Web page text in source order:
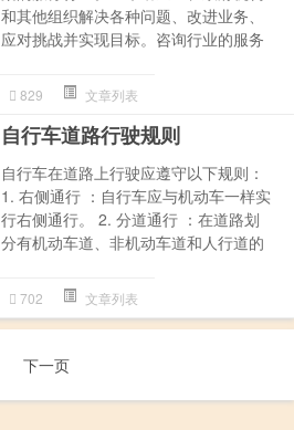
和其他组织解决各种问题、改进业务、
应对挑战并实现目标。咨询行业的服务
829 文章列表
自行车道路行驶规则
自行车在道路上行驶应遵守以下规则：
1. 右侧通行 ：自行车应与机动车一样实
行右侧通行。 2. 分道通行 ：在道路划
分有机动车道、非机动车道和人行道的
702 文章列表
下一页